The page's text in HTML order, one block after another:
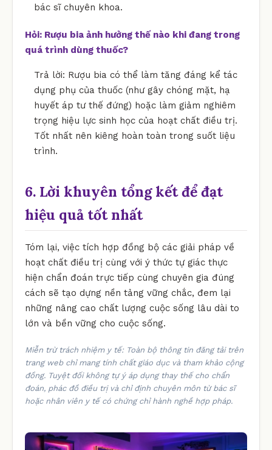
bác sĩ chuyên khoa.
Hỏi: Rượu bia ảnh hưởng thế nào khi đang trong
quá trình dùng thuốc?
Trả lời: Rượu bia có thể làm tăng đáng kể tác
dụng phụ của thuốc (như gây chóng mặt, hạ
huyết áp tư thế đứng) hoặc làm giảm nghiêm
trọng hiệu lực sinh học của hoạt chất điều trị.
Tốt nhất nên kiêng hoàn toàn trong suốt liệu
trình.
6. Lời khuyên tổng kết để đạt
hiệu quả tốt nhất
Tóm lại, việc tích hợp đồng bộ các giải pháp về
hoạt chất điều trị cùng với ý thức tự giác thực
hiện chẩn đoán trực tiếp cùng chuyên gia đúng
cách sẽ tạo dựng nền tảng vững chắc, đem lại
những nâng cao chất lượng cuộc sống lâu dài to
lớn và bền vững cho cuộc sống.
Miễn trừ trách nhiệm y tế: Toàn bộ thông tin đăng tải trên
trang web chỉ mang tính chất giáo dục và tham khảo cộng
đồng. Tuyệt đối không tự ý áp dụng thay thế cho chẩn
đoán, phác đồ điều trị và chỉ định chuyên môn từ bác sĩ
hoặc nhân viên y tế có chứng chỉ hành nghề hợp pháp.